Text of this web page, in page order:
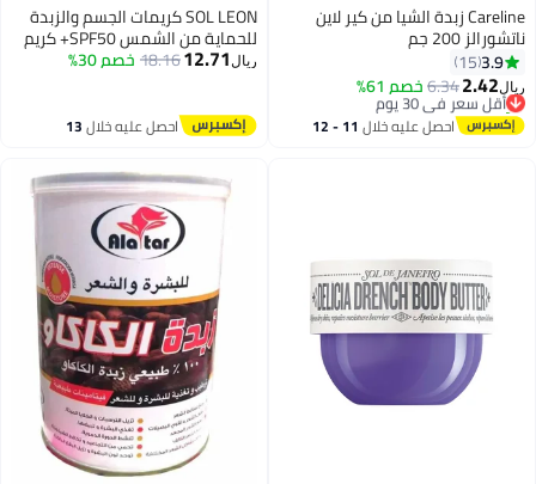
Careline زبدة الشيا من كير لاين
ناتشورالز 200 جم
3.9
15
ريال2.42
6.34خصم 61%أقل سعر في 30 يوم
تم بيع +10 مؤخرًا
أقل سعر في 30 يوماحصل عليه خلال 11 - 12
SOL LEON كريمات الجسم والزبدة
للحماية من الشمس SPF50+ كريم
خاص للجسم 150 مل
ريال12.71
18.16خصم 30%
احصل عليه خلال13